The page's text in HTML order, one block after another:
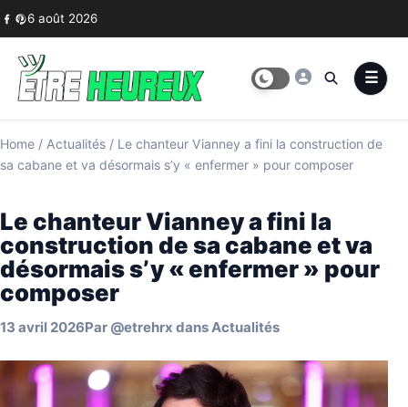
Skip to content
6 août 2026
Home / Actualités / Le chanteur Vianney a fini la construction de
sa cabane et va désormais s’y « enfermer » pour composer
Le chanteur Vianney a fini la
construction de sa cabane et va
désormais s’y « enfermer » pour
composer
13 avril 2026Par @etrehrx dansActualités